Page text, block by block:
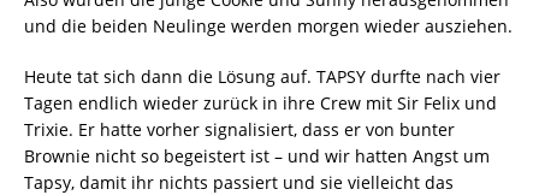
und die beiden Neulinge werden morgen wieder ausziehen.
Heute tat sich dann die Lösung auf. TAPSY durfte nach vier
Tagen endlich wieder zurück in ihre Crew mit Sir Felix und
Trixie. Er hatte vorher signalisiert, dass er von bunter
Brownie nicht so begeistert ist – und wir hatten Angst um
Tapsy, damit ihr nichts passiert und sie vielleicht das